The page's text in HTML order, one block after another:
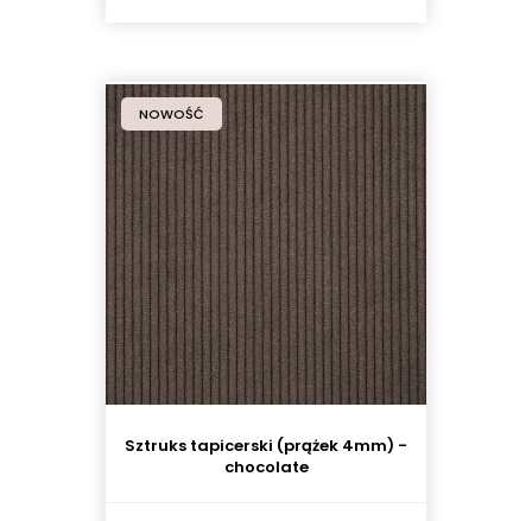
Sztruks tapicerski (prążek 4mm) -
chocolate
NOWOŚĆ